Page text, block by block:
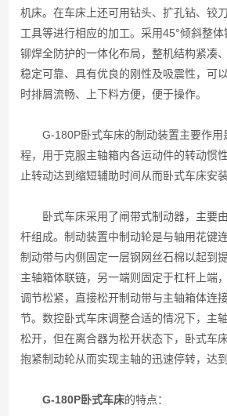
机床。在车床上还可用钻头、扩孔钻、铰
工具等进行相应的加工。采用45°倾斜整
铆焊全防护的一体化布局，整机结构紧凑
稳定可靠、具有优良的刚性及吸震性，可
时排屑流畅、上下料方便，便于操作。
G-180P卧式车床的制动装置主要作用
程，用于克服主轴箱内各运动件的转动惯
止转动达到缩短辅助时间从而卧式车床安
卧式车床采用了闸带式制动器，主要
杆组成。制动装置中制动轮是与轴用花键
制动带与内侧固定一层钢网丝石棉以起到
主轴箱体联链，另一端则固定于杠杆上端
调节松紧，直接松开制动带与主轴箱体连
节。数控卧式车床调整合适的情况下，主
松开，但在离合器为松开状态下，卧式车
抱紧制动轮从而实现主轴的迅速停转，达到
G-180P卧式车床的特点：